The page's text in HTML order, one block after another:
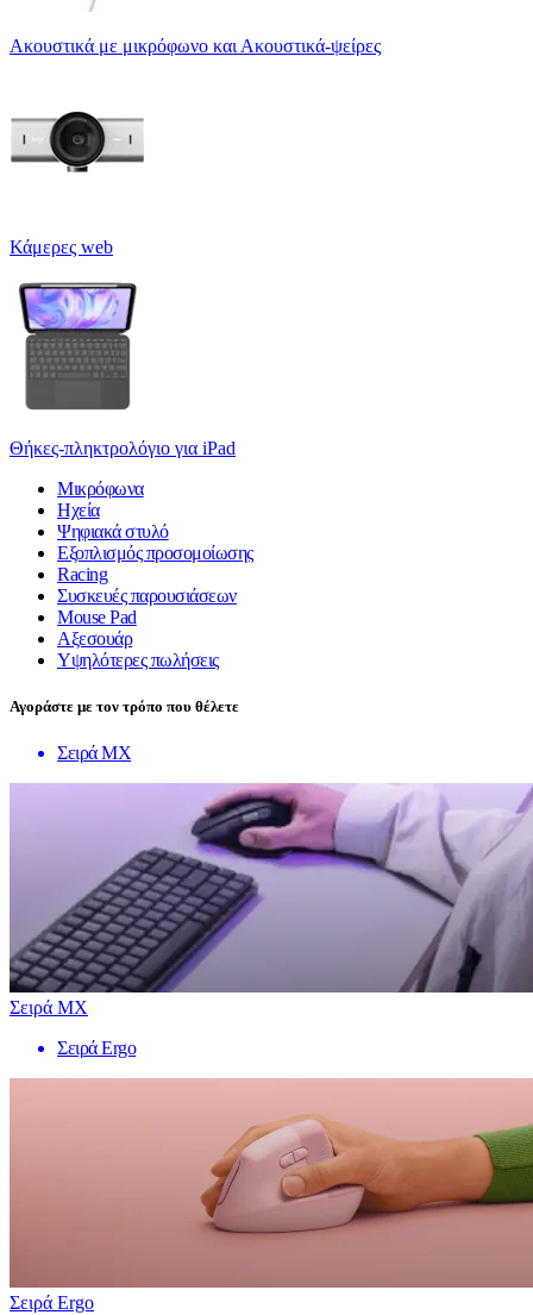
Ακουστικά με μικρόφωνο και Ακουστικά-ψείρες
Κάμερες web
Θήκες-πληκτρολόγιο για iPad
Μικρόφωνα
Ηχεία
Ψηφιακά στυλό
Εξοπλισμός προσομοίωσης
Racing
Συσκευές παρουσιάσεων
Mouse Pad
Αξεσουάρ
Υψηλότερες πωλήσεις
Αγοράστε με τον τρόπο που θέλετε
Σειρά MX
Σειρά MX
Σειρά Ergo
Σειρά Ergo